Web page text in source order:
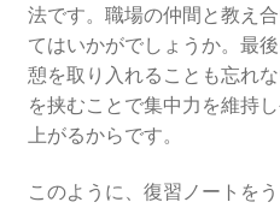
法です。職場の仲間と教え
てはいかがでしょうか。最
憩を取り入れることも忘れ
を挟むことで集中力を維持
上がるからです。
このように、復習ノートを